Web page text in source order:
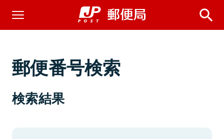
郵便番号検索
検索結果